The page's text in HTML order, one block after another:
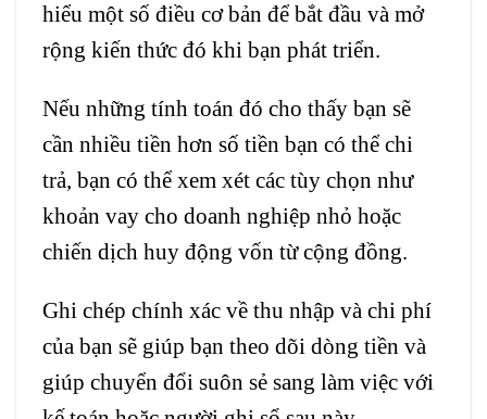
hiểu một số điều cơ bản để bắt đầu và mở
rộng kiến ​​thức đó khi bạn phát triển.
Nếu những tính toán đó cho thấy bạn sẽ
cần nhiều tiền hơn số tiền bạn có thể chi
trả, bạn có thể xem xét các tùy chọn như
khoản vay cho doanh nghiệp nhỏ hoặc
chiến dịch huy động vốn từ cộng đồng.
Ghi chép chính xác về thu nhập và chi phí
của bạn sẽ giúp bạn theo dõi dòng tiền và
giúp chuyển đổi suôn sẻ sang làm việc với